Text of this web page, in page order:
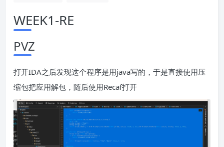
WEEK1-RE
PVZ
打开IDA之后发现这个程序是用java写的，于是直接使用压
缩包把应用解包，随后使用Recaf打开